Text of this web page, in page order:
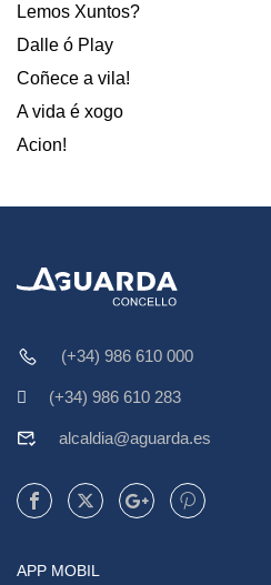
Lemos Xuntos?
Dalle ó Play
Coñece a vila!
A vida é xogo
Acion!
(+34) 986 610 000
(+34) 986 610 283
alcaldia@aguarda.es
APP MOBIL